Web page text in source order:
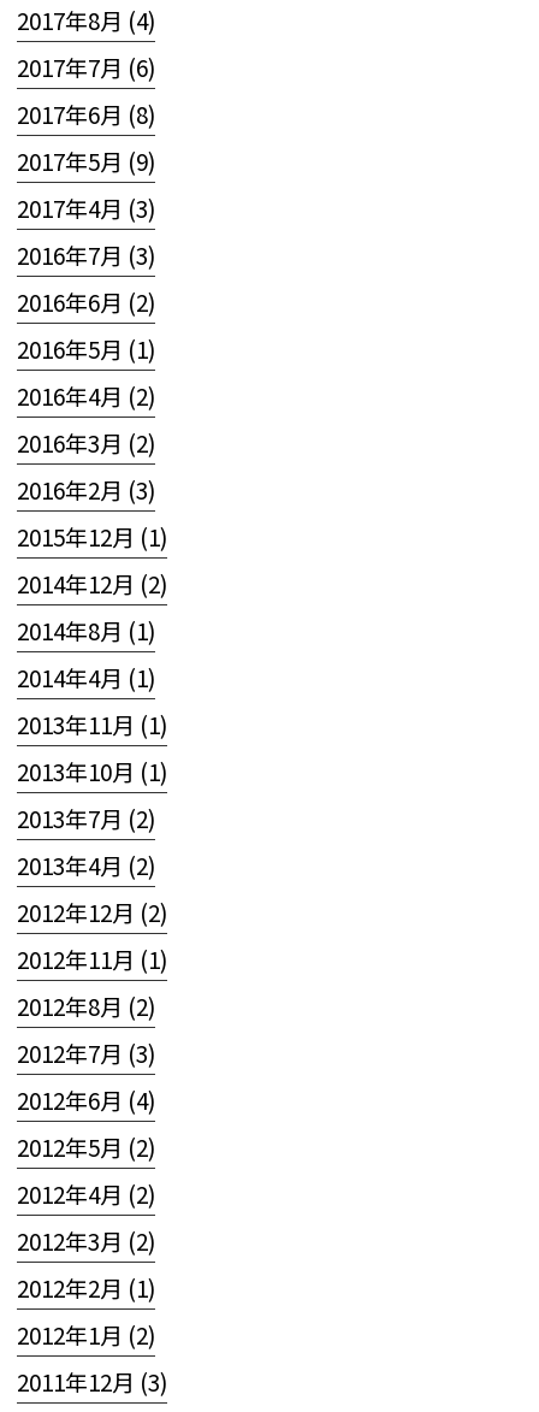
2017年8月 (4)
2017年7月 (6)
2017年6月 (8)
2017年5月 (9)
2017年4月 (3)
2016年7月 (3)
2016年6月 (2)
2016年5月 (1)
2016年4月 (2)
2016年3月 (2)
2016年2月 (3)
2015年12月 (1)
2014年12月 (2)
2014年8月 (1)
2014年4月 (1)
2013年11月 (1)
2013年10月 (1)
2013年7月 (2)
2013年4月 (2)
2012年12月 (2)
2012年11月 (1)
2012年8月 (2)
2012年7月 (3)
2012年6月 (4)
2012年5月 (2)
2012年4月 (2)
2012年3月 (2)
2012年2月 (1)
2012年1月 (2)
2011年12月 (3)